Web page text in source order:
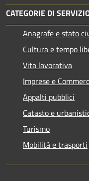
CATEGORIE DI
Anagrafe e stato
Cultura e tempo
Vita lavorativa
Imprese e
Appalti pubblici
Catasto e
Turismo
Mobilità e trasporti